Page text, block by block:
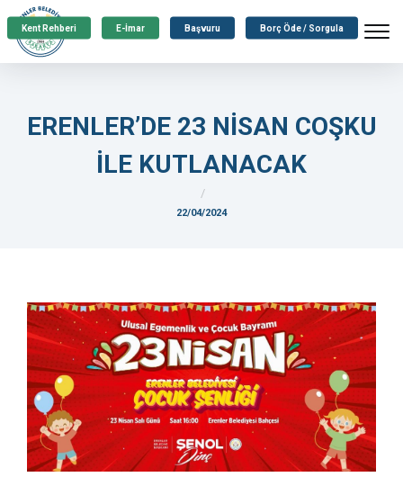
Kent Rehberi E-İmar Başvuru Borç Öde / Sorgula
ERENLER’DE 23 NİSAN COŞKU
İLE KUTLANACAK
22/04/2024